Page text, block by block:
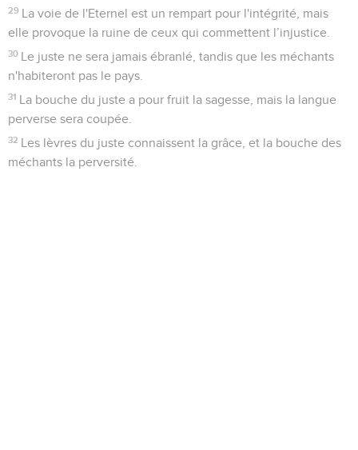
29 La voie de l'Eternel est un rempart pour l'intégrité, mais
elle provoque la ruine de ceux qui commettent l’injustice.
30 Le juste ne sera jamais ébranlé, tandis que les méchants
n'habiteront pas le pays.
31 La bouche du juste a pour fruit la sagesse, mais la langue
perverse sera coupée.
32 Les lèvres du juste connaissent la grâce, et la bouche des
méchants la perversité.